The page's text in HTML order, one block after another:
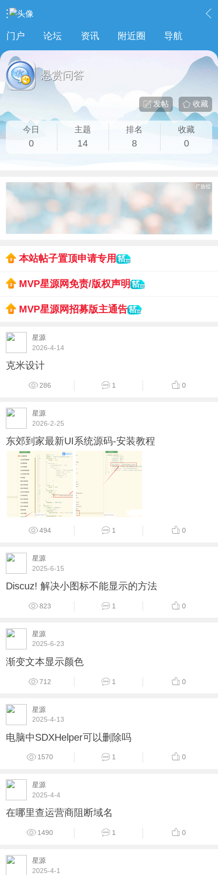
门户 论坛 资讯 附近圈 导航
悬赏问答
收藏
发帖
今日
0
主题
14
排名
8
收藏
0
本站帖子置顶申请专用
MVP星源网免责/版权声明
MVP星源网招募版主通告
星源
2026-4-14
克米设计
286 1 0
星源
2026-2-25
东郊到家最新UI系统源码-安装教程
494 1 0
星源
2025-6-15
Discuz! 解决小图标不能显示的方法
823 1 0
星源
2025-6-23
渐变文本显示颜色
712 1 0
星源
2025-4-13
电脑中SDXHelper可以删除吗
1570 1 0
星源
2025-4-4
在哪里查运营商阻断域名
1490 1 0
星源
2025-4-1